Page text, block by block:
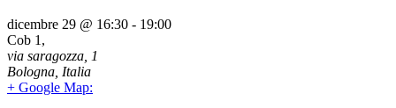
dicembre 29 @ 16:30 - 19:00
Cob 1 ,
via saragozza, 1
Bologna Italia
+ Google Map: